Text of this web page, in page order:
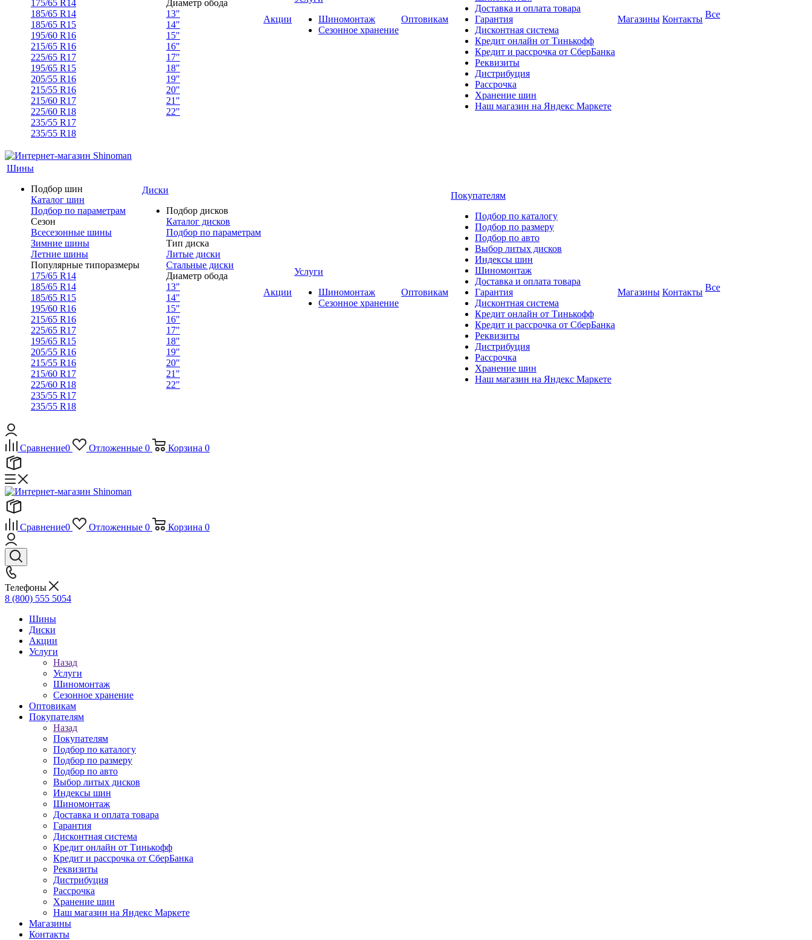
175/65 R14
185/65 R14
185/65 R15
195/60 R16
215/65 R16
225/65 R17
195/65 R15
205/55 R16
215/55 R16
215/60 R17
225/60 R18
235/55 R17
235/55 R18
Диаметр обода
13"
14"
15"
16"
17"
18"
19"
20"
21"
22"
Акции
Шиномонтаж
Сезонное хранение
Оптовикам
Доставка и оплата товара
Гарантия
Дисконтная система
Кредит онлайн от Тинькофф
Кредит и рассрочка от СберБанка
Реквизиты
Дистрибуция
Рассрочка
Хранение шин
Наш магазин на Яндекс Маркете
Магазины Контакты Все
Шины
Подбор шин
Каталог шин
Подбор по параметрам
Сезон
Всесезонные шины
Зимние шины
Летние шины
Популярные типоразмеры
175/65 R14
185/65 R14
185/65 R15
195/60 R16
215/65 R16
225/65 R17
195/65 R15
205/55 R16
215/55 R16
215/60 R17
225/60 R18
235/55 R17
235/55 R18
Диски
Подбор дисков
Каталог дисков
Подбор по параметрам
Тип диска
Литые диски
Стальные диски
Диаметр обода
13"
14"
15"
16"
17"
18"
19"
20"
21"
22"
Акции
Услуги
Шиномонтаж
Сезонное хранение
Оптовикам
Покупателям
Подбор по каталогу
Подбор по размеру
Подбор по авто
Выбор литых дисков
Индексы шин
Шиномонтаж
Доставка и оплата товара
Гарантия
Дисконтная система
Кредит онлайн от Тинькофф
Кредит и рассрочка от СберБанка
Реквизиты
Дистрибуция
Рассрочка
Хранение шин
Наш магазин на Яндекс Маркете
Магазины Контакты Все
Сравнение0 Отложенные 0 Корзина 0
Сравнение0 Отложенные 0 Корзина 0
Телефоны
8 (800) 555 5054
Шины
Диски
Акции
Услуги
Назад
Услуги
Шиномонтаж
Сезонное хранение
Оптовикам
Покупателям
Назад
Покупателям
Подбор по каталогу
Подбор по размеру
Подбор по авто
Выбор литых дисков
Индексы шин
Шиномонтаж
Доставка и оплата товара
Гарантия
Дисконтная система
Кредит онлайн от Тинькофф
Кредит и рассрочка от СберБанка
Реквизиты
Дистрибуция
Рассрочка
Хранение шин
Наш магазин на Яндекс Маркете
Магазины
Контакты